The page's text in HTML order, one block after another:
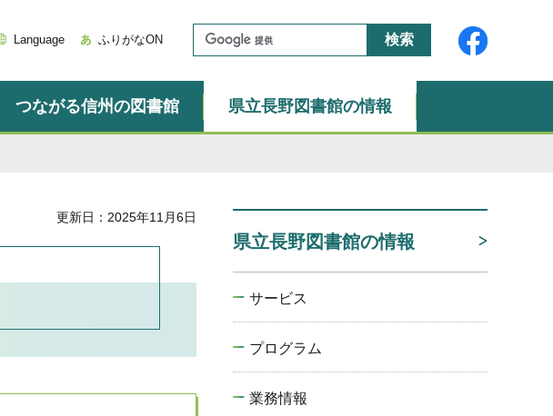
Language ふりがなON
つながる信州の図書館 県立長野図書館の情報
更新日：2025年11月6日
県立長野図書館の情報
サービス
プログラム
業務情報